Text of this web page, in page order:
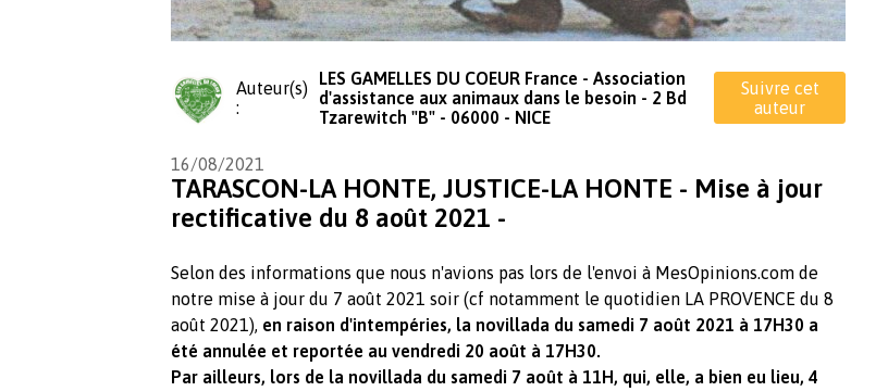
Auteur(s)
:
LES GAMELLES DU COEUR France - Association
d'assistance aux animaux dans le besoin - 2 Bd
Tzarewitch "B" - 06000 - NICE
Suivre cet
auteur
16/08/2021
TARASCON-LA HONTE, JUSTICE-LA HONTE - Mise à jour
rectificative du 8 août 2021 -
Selon des informations que nous n'avions pas lors de l'envoi à MesOpinions.com de
notre mise à jour du 7 août 2021 soir (cf notamment le quotidien LA PROVENCE du 8
août 2021), en raison d'intempéries, la novillada du samedi 7 août 2021 à 17H30 a
été annulée et reportée au vendredi 20 août à 17H30.
Par ailleurs, lors de la novillada du samedi 7 août à 11H, qui, elle, a bien eu lieu, 4